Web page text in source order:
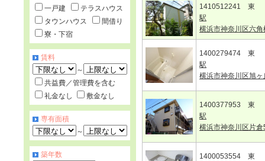
1410512241 東
駅
横浜市神奈川区六
1400279474 東
駅
横浜市神奈川区旭ヶ
1400377953 東
駅
横浜市神奈川区片倉
1400053554 東
一戸建
テラスハウス
タウンハウス
間借り
寮・下宿
賃料
～
共益費／管理費を含む
礼金なし
敷金なし
専有面積
～
築年数